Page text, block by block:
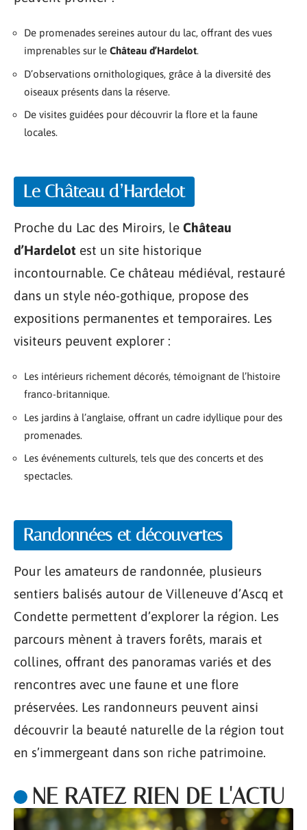
De promenades sereines autour du lac, offrant des vues
imprenables sur le Château d’Hardelot.
D’observations ornithologiques, grâce à la diversité des
oiseaux présents dans la réserve.
De visites guidées pour découvrir la flore et la faune
locales.
Le Château d’Hardelot
Proche du Lac des Miroirs, le Château
d’Hardelot est un site historique
incontournable. Ce château médiéval, restauré
dans un style néo-gothique, propose des
expositions permanentes et temporaires. Les
visiteurs peuvent explorer :
Les intérieurs richement décorés, témoignant de l’histoire
franco-britannique.
Les jardins à l’anglaise, offrant un cadre idyllique pour des
promenades.
Les événements culturels, tels que des concerts et des
spectacles.
Randonnées et découvertes
Pour les amateurs de randonnée, plusieurs
sentiers balisés autour de Villeneuve d’Ascq et
Condette permettent d’explorer la région. Les
parcours mènent à travers forêts, marais et
collines, offrant des panoramas variés et des
rencontres avec une faune et une flore
préservées. Les randonneurs peuvent ainsi
découvrir la beauté naturelle de la région tout
en s’immergeant dans son riche patrimoine.
NE RATEZ RIEN DE L'ACTU